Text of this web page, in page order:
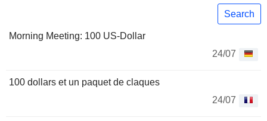
Search
Morning Meeting: 100 US-Dollar
24/07
100 dollars et un paquet de claques
24/07